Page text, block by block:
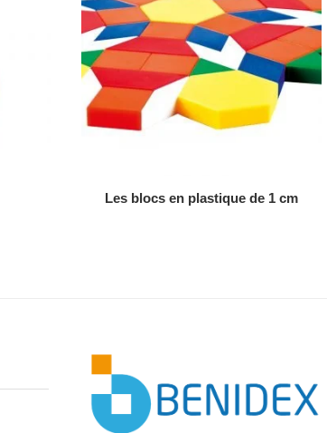
AJOUTER AU DEVIS
Les blocs en plastique de 1 cm